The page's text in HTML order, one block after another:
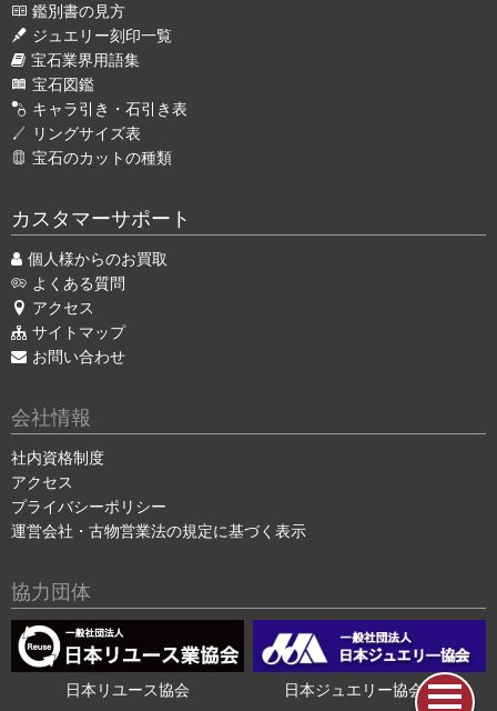
鑑別書の見方
ジュエリー刻印一覧
宝石業界用語集
宝石図鑑
キャラ引き・石引き表
リングサイズ表
宝石のカットの種類
カスタマーサポート
個人様からのお買取
よくある質問
アクセス
サイトマップ
お問い合わせ
会社情報
社内資格制度
アクセス
プライバシーポリシー
運営会社・古物営業法の規定に基づく表示
協力団体
日本リユース協会 日本ジュエリー協会会員